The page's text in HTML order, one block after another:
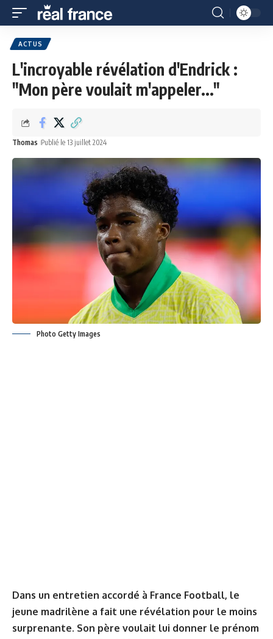
ACTUS
L'incroyable révélation d'Endrick :
"Mon père voulait m'appeler..."
Thomas Publié le 13 juillet 2024
Photo Getty Images
Dans un entretien accordé à France Football, le
jeune madrilène a fait une révélation pour le moins
surprenante. Son père voulait lui donner le prénom